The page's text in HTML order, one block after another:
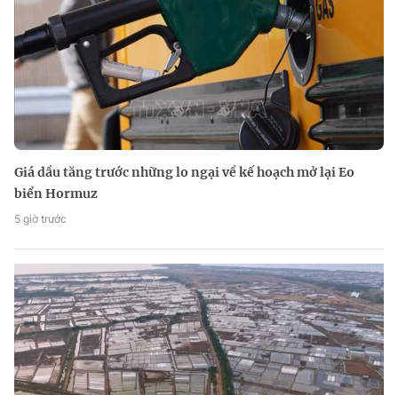
Giá dầu tăng trước những lo ngại về kế hoạch mở lại Eo
biển Hormuz
5 giờ trước